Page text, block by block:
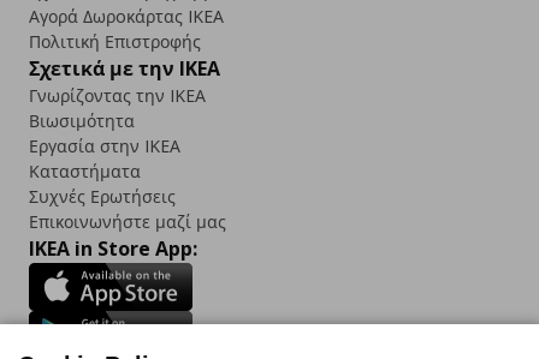
Αγορά Δωρoκάρτας IKEA
Πολιτική Επιστροφής
Σχετικά με την IKEA
Γνωρίζοντας την IKEA
Βιωσιμότητα
Εργασία στην IKEA
Καταστήματα
Συχνές Ερωτήσεις
Επικοινωνήστε μαζί μας
IKEA in Store App: